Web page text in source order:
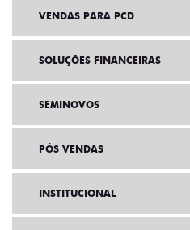
VENDAS PARA PCD
SOLUÇÕES FINANCEIRAS
SEMINOVOS
PÓS VENDAS
INSTITUCIONAL